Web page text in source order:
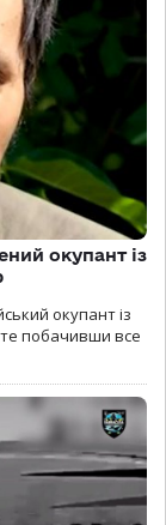
окупант із
окупант із
побачивши все